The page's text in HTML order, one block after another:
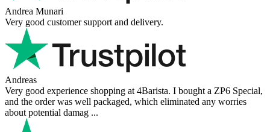
Danilo
Super schnelle Lieferung und tolles Produkt
Vaarg
Very nice - well done, will shop again for sure sometime in the
future!